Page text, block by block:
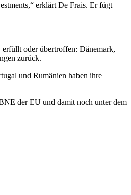
erklärt De Frais. Er fügt
oder übertroffen: Dänemark,
zurück.
und Rumänien haben ihre
der EU und damit noch unter dem